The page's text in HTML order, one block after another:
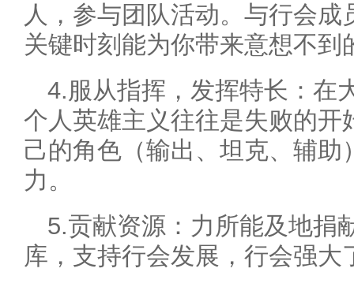
人，参与团队活动。与行会
关键时刻能为你带来意想不到
4.服从指挥，发挥特长：在
个人英雄主义往往是失败的开
己的角色（输出、坦克、辅助
力。
5.贡献资源：力所能及地捐
库，支持行会发展，行会强